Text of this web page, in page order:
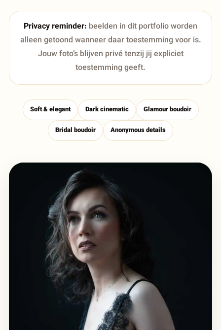
Privacy reminder: beelden in dit portfolio worden
alleen getoond wanneer daar toestemming voor is.
Jouw foto’s blijven privé tenzij jij expliciet
toestemming geeft.
Soft & elegant Dark cinematic Glamour boudoir
Bridal boudoir Anonymous details